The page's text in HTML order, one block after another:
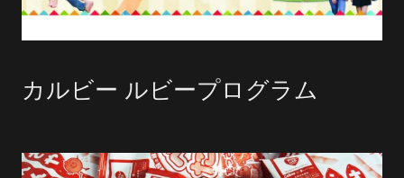
カルビー ルビープログラム